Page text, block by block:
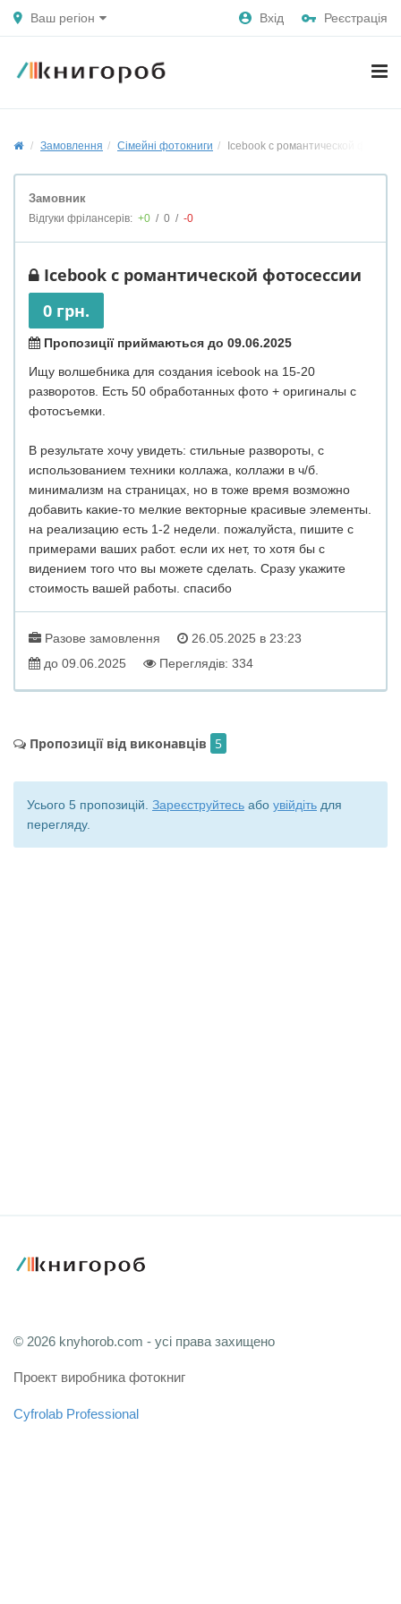
Ваш регіон Вхід Реєстрація
Замовлення Сімейні фотокниги Icebook с романтической
Замовник
Відгуки фрілансерів: +0 / 0 / -0
Icebook с романтической фотосессии
0 грн.
Пропозиції приймаються до 09.06.2025
Ищу волшебника для создания icebook на 15-20
разворотов. Есть 50 обработанных фото + оригиналы с
фотосъемки.
В результате хочу увидеть: стильные развороты, с
использованием техники коллажа, коллажи в ч/б.
минимализм на страницах, но в тоже время возможно
добавить какие-то мелкие векторные красивые элементы.
на реализацию есть 1-2 недели. пожалуйста, пишите с
примерами ваших работ. если их нет, то хотя бы с
видением того что вы можете сделать. Сразу укажите
стоимость вашей работы. спасибо
Разове замовлення
26.05.2025 в 23:23
до 09.06.2025
Переглядів: 334
Пропозиції від виконавців 5
Усього 5 пропозицій. Зареєструйтесь або увійдіть для
перегляду.
© 2026 knyhorob.com - усі права захищено
Проект виробника фотокниг
Cyfrolab Professional